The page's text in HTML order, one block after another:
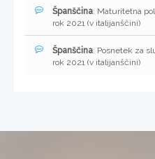
Španščina: Maturitetna
rok 2021 (v italijanščini)
Španščina: Posnetek za
rok 2021 (v italijanščini)